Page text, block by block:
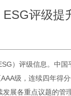
评级提
）评级信息。中国
级，连续四年得
展各重点议题的管